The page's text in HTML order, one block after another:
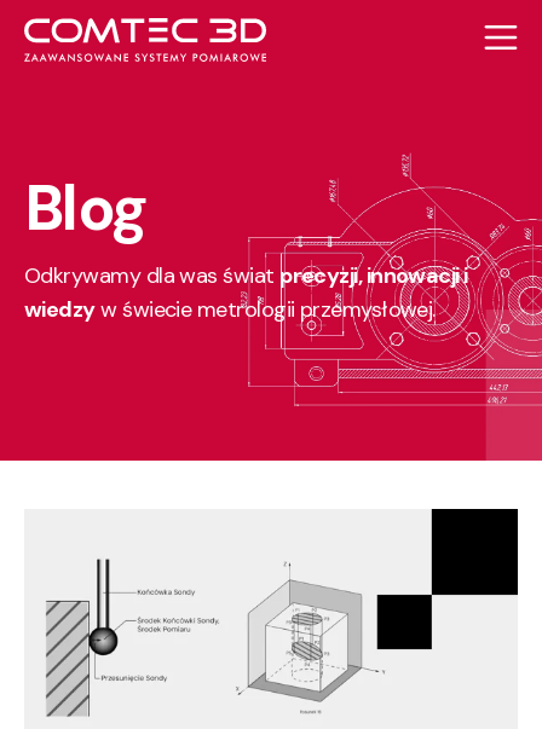
Blog
Odkrywamy dla was świat precyzji, innowacji i
wiedzyw świecie metrologii przemysłowej.